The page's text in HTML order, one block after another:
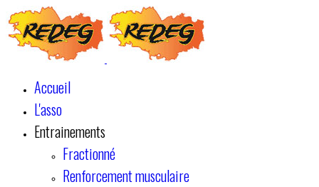
Accueil
L'asso
Entrainements
Fractionné
Renforcement musculaire